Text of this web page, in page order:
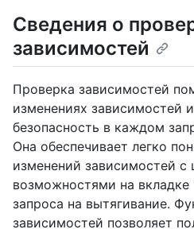
Сведения о
зависимостей
Проверка зависимостей
изменениях зависимостей
безопасность в каждом
Она обеспечивает легко
изменений зависимостей
возможностями на
запроса на вытягивание.
зависимостей позволяет